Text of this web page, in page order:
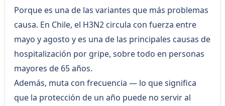
Porque es una de las variantes que más problemas
causa. En Chile, el H3N2 circula con fuerza entre
mayo y agosto y es una de las principales causas de
hospitalización por gripe, sobre todo en personas
mayores de 65 años.
Además, muta con frecuencia — lo que significa
que la protección de un año puede no servir al